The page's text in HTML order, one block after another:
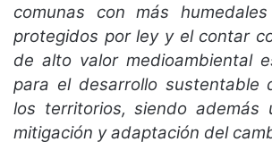
comunas con más
protegidos por ley y el contar
de alto valor medioambiental
para el desarrollo sustentable
los territorios, siendo además
mitigación y adaptación del